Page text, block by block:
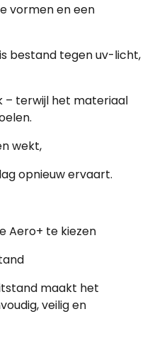
vormen en een
is bestand tegen uv-licht,
– terwijl het materiaal
wekt,
opnieuw ervaart.
Aero+ te kiezen
maakt het
veilig en